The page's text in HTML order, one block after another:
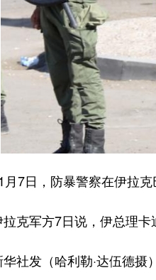
日，防暴警察在伊拉克
军方7日说，伊总理卡迪
发（哈利勒·达伍德摄）